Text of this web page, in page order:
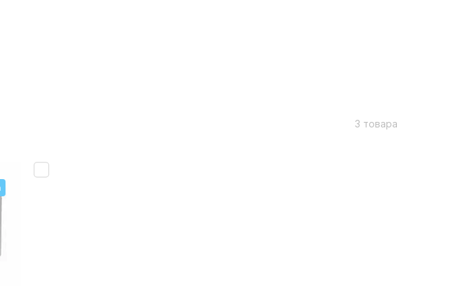
3 товара